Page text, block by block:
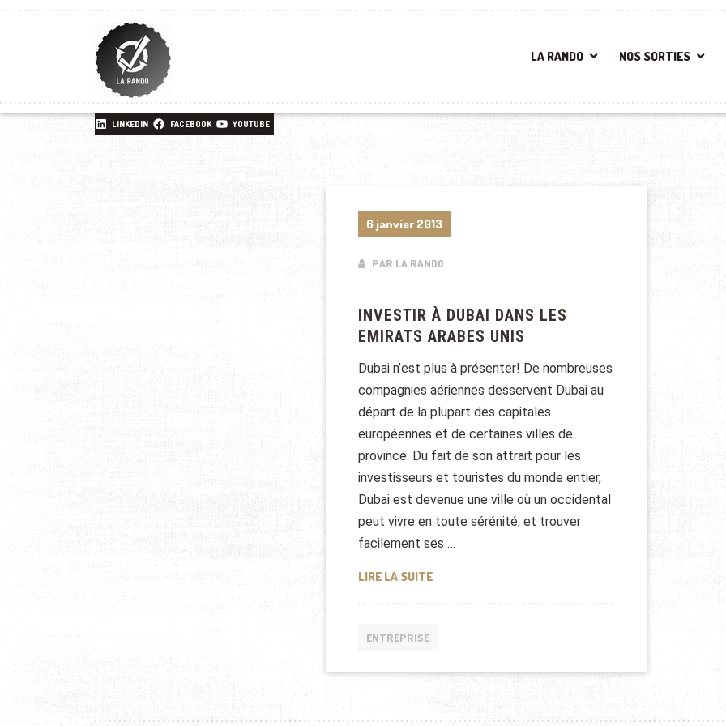
LA RANDO NOS SORTIES
LINKEDIN FACEBOOK YOUTUBE
6 janvier 2013
PAR LA RANDO
INVESTIR À DUBAI DANS LES
EMIRATS ARABES UNIS
Dubai n’est plus à présenter! De nombreuses
compagnies aériennes desservent Dubai au
départ de la plupart des capitales
européennes et de certaines villes de
province. Du fait de son attrait pour les
investisseurs et touristes du monde entier,
Dubai est devenue une ville où un occidental
peut vivre en toute sérénité, et trouver
facilement ses …
LIRE LA SUITEINVESTIR À DUBAI DANS LES EMIRATS ARABES UNIS
ENTREPRISE